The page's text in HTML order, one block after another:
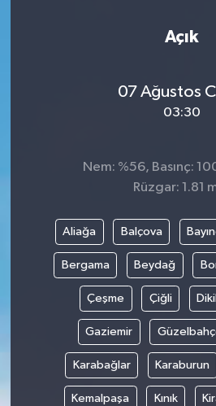
Açık
07 Ağustos
03:30
Nem: %56, Basınç:
Rüzgar: 1.81
Aliağa Balçova
Bergama Beydağ
Çeşme Çiğli
Gaziemir
Karabağlar Karaburun
Kemalpaşa Kınık